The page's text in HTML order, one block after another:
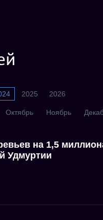
2025 2026
Октябрь Ноябрь
на 1,5
Удмуртии